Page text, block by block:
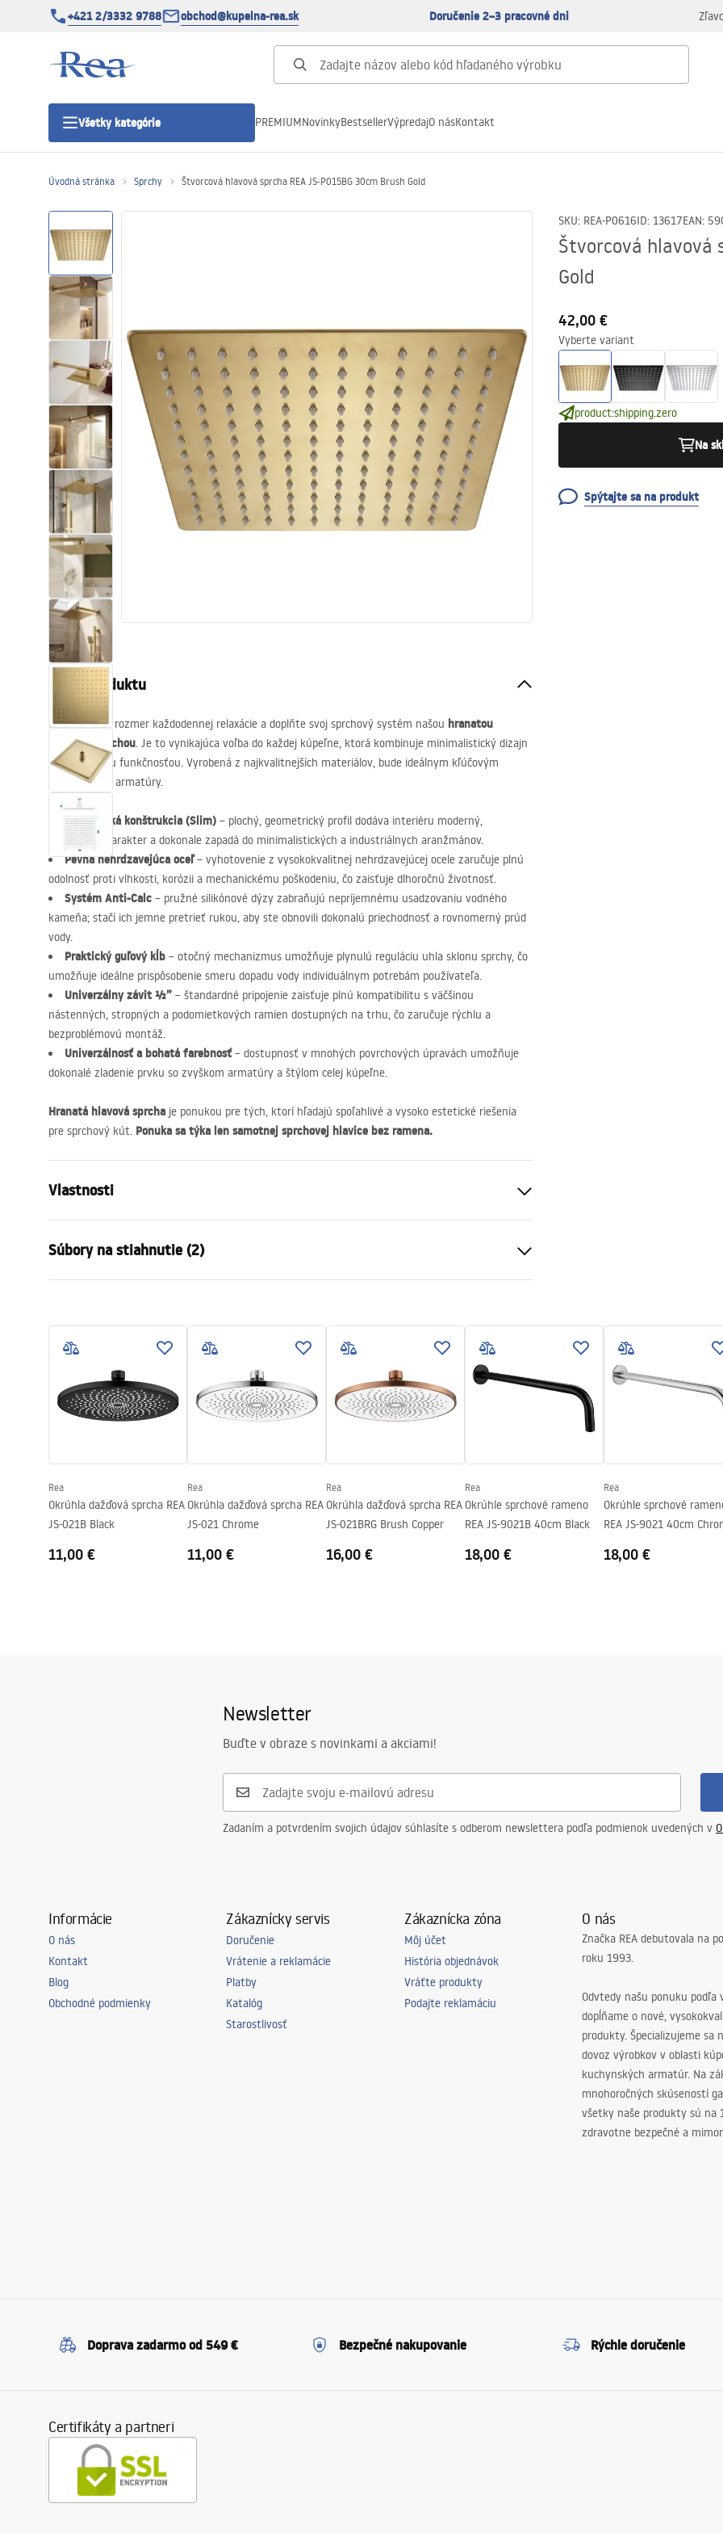
+421 2/3332 9788 obchod@kupelna-rea.sk Doručenie 2–3 pracovné dni
Všetky kategórie
Sprchové dvere
Sprchové vaničky
Sprchové žľaby
Sanitárna keramika
Umývadlá
Vaňa so zástenou
Batérie
Kuchyňa
Kúpeľňové doplnky a nábytok
PREMIUMNovinkyBestsellerVýpredajO násKontakt
Úvodná stránka Sprchy Štvorcová hlavová sprcha REA JS-P015BG 30cm Brush Gold
SKU: REA-P0616ID: 13617EAN:
Štvorcová hlavová
Gold
42,00 €
Vyberte variant
product:shipping.zero
Na
Spýtajte sa na produkt
Popis produktu
Objavte nový rozmer každodennej relaxácie a doplňte svoj sprchový systém našou hranatou
hlavovou sprchou. Je to vynikajúca voľba do každej kúpeľne, ktorá kombinuje minimalistický dizajn
so spoľahlivou funkčnosťou. Vyrobená z najkvalitnejších materiálov, bude ideálnym kľúčovým
prvkom vašej armatúry.
Ultra tenká konštrukcia (Slim) – plochý, geometrický profil dodáva interiéru moderný,
elegantný charakter a dokonale zapadá do minimalistických a industriálnych aranžmánov.
Pevná nehrdzavejúca oceľ– vyhotovenie z vysokokvalitnej nehrdzavejúcej ocele zaručuje plnú
odolnosť proti vlhkosti, korózii a mechanickému poškodeniu, čo zaisťuje dlhoročnú životnosť.
Systém Anti-Calc – pružné silikónové dýzy zabraňujú nepríjemnému usadzovaniu vodného
kameňa; stačí ich jemne pretrieť rukou, aby ste obnovili dokonalú priechodnosť a rovnomerný prúd
vody.
Praktický guľový kĺb – otočný mechanizmus umožňuje plynulú reguláciu uhla sklonu sprchy, čo
umožňuje ideálne prispôsobenie smeru dopadu vody individuálnym potrebám používateľa.
Univerzálny závit ½” – štandardné pripojenie zaisťuje plnú kompatibilitu s väčšinou
nástenných, stropných a podomietkových ramien dostupných na trhu, čo zaručuje rýchlu a
bezproblémovú montáž.
Univerzálnosť a bohatá farebnosť– dostupnosť v mnohých povrchových úpravách umožňuje
dokonalé zladenie prvku so zvyškom armatúry a štýlom celej kúpeľne.
Hranatá hlavová sprcha je ponukou pre tých, ktorí hľadajú spoľahlivé a vysoko estetické riešenia
pre sprchový kút. Ponuka sa týka len samotnej sprchovej hlavice bez ramena.
Vlastnosti
Materiál
Spôsob montáže
Skrutkovací
Záruka
24 mesiacov
Súbory na stiahnutie (2)
Warranty_Terms_and_Conditions_
Accessories_-_24.pdf
Rea
Okrúhla dažďová sprcha REA
JS-021B Black
11,00 €
Rea
Okrúhla dažďová sprcha REA
JS-021 Chrome
11,00 €
Rea
Okrúhla dažďová sprcha REA
JS-021BRG Brush Copper
16,00 €
Rea
Okrúhle sprchové rameno
REA JS-9021B 40cm Black
18,00 €
Rea
Okrúhle sprchové
REA JS-9021 40cm
18,00 €
Newsletter
Buďte v obraze s novinkami a akciami!
Zadaním a potvrdením svojich údajov súhlasíte s odberom newslettera podľa podmienok uvedených v
Informácie
O nás
Kontakt
Blog
Obchodné podmienky
Zákaznícky servis
Doručenie
Vrátenie a reklamácie
Platby
Katalóg
Starostlivosť
Zákaznícka zóna
Môj účet
História objednávok
Vráťte produkty
Podajte reklamáciu
O nás
Značka REA debutovala na
roku 1993.
Odvtedy našu ponuku podľa
dopĺňame o nové,
produkty. Špecializujeme sa
dovoz výrobkov v oblasti
kuchynských armatúr. Na
mnohoročných skúseností
všetky naše produkty sú na
zdravotne bezpečné a
Doprava zadarmo od 549 € Bezpečné nakupovanie Rýchle doručenie
Certifikáty a partneri